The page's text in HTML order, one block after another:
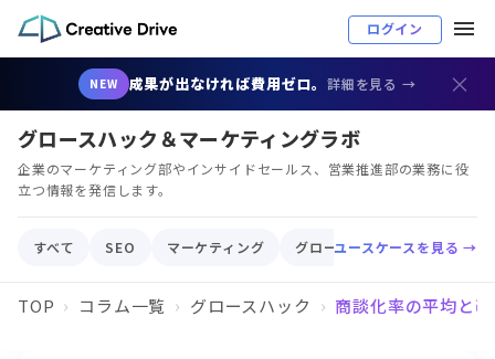
NEW 成果が出なければ費用ゼロ。詳細を見る → ×
ログイン
グロースハック＆マーケティングラボ
企業のマーケティング部やインサイドセールス、営業推進部の業務に役
立つ情報を発信します。
すべて SEO マーケティング グロースハック 顧客育成
ユースケースを見る →
TOP コラム一覧 グロースハック 商談化率の平均と